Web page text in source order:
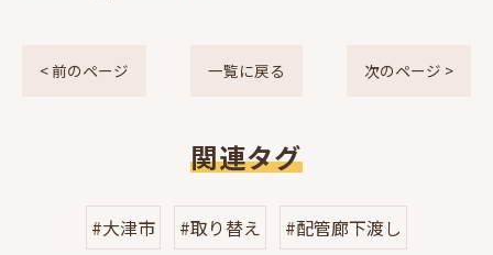
< 前のページ 一覧に戻る 次のページ >
関連タグ
#大津市 #取り替え #配管廊下渡し